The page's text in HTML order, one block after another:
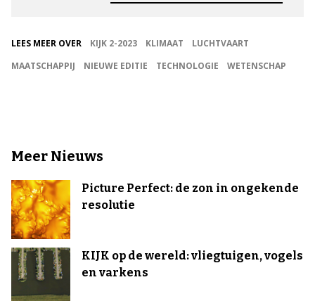
LEES MEER OVER KIJK 2-2023 KLIMAAT
LUCHTVAART
MAATSCHAPPIJ
NIEUWE EDITIE TECHNOLOGIE WETENSCHAP
Meer Nieuws
Picture Perfect: de zon in ongekende
resolutie
KIJK op de wereld: vliegtuigen, vogels
en varkens